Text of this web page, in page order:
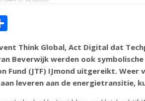
e
n
Think Global, Act Digital dat
Beverwijk werden ook symbolische
Fund (JTF) IJmond uitgereikt. Weer
leveren aan de energietransitie,